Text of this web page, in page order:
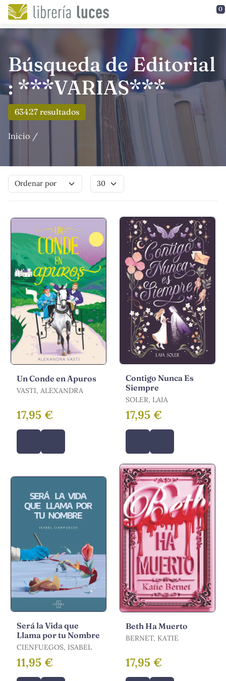
Saltar al contenido principal 0
Búsqueda de Editorial
: ***VARIAS***
63427 resultados
Inicio
Un Conde en Apuros
VASTI, ALEXANDRA
17,95 €
Contigo Nunca Es
Siempre
SOLER, LAIA
17,95 €
Será la Vida que
Llama por tu Nombre
CIENFUEGOS, ISABEL
11,95 €
Beth Ha Muerto
BERNET, KATIE
17,95 €